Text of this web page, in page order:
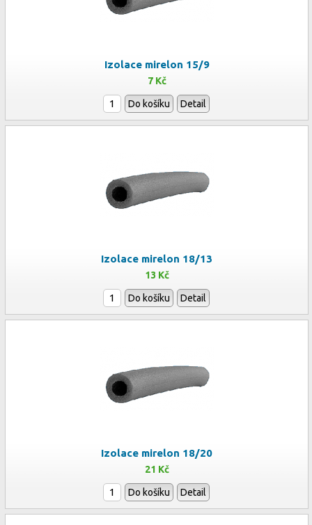
Izolace mirelon 15/9
7 Kč
Do košíku Detail
Izolace mirelon 18/13
13 Kč
Do košíku Detail
Izolace mirelon 18/20
21 Kč
Do košíku Detail